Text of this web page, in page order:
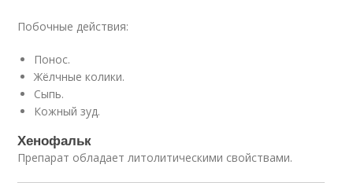
Побочные действия:
Понос.
Жёлчные колики.
Сыпь.
Кожный зуд.
Хенофальк
Препарат обладает литолитическими свойствами.